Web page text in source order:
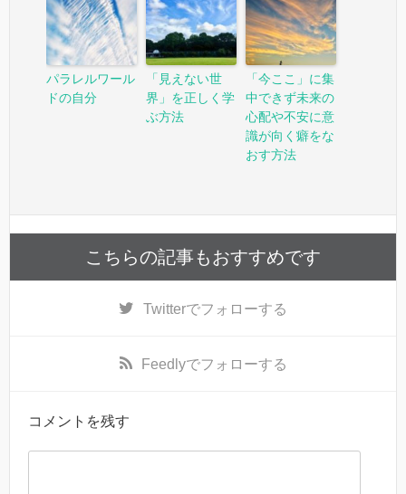
パラレルワール
ドの自分
「見えない世
界」を正しく学
ぶ方法
「今ここ」に集
中できず未来の
心配や不安に意
識が向く癖をな
おす方法
こちらの記事もおすすめです
Twitterでフォローする
Feedlyでフォローする
コメントを残す